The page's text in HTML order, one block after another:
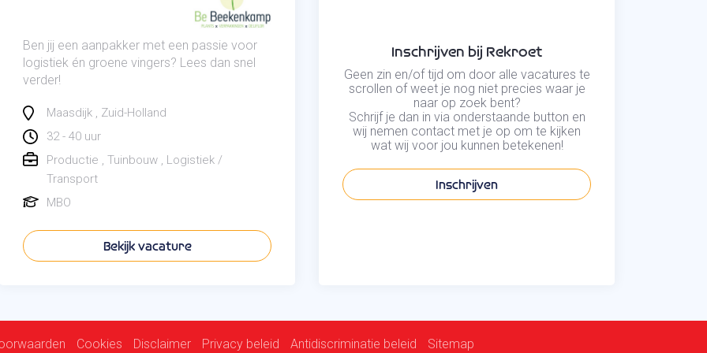
Ben jij een aanpakker met een passie voor
logistiek én groene vingers? Lees dan snel
verder!
Maasdijk Zuid-Holland
MBO
32 - 40 uur
Productie
Tuinbouw
Logistiek /
Transport
Bekijk vacature
Inschrijven bij Rekroet
Geen zin en/of tijd om door alle vacatures te
scrollen of weet je nog niet precies waar je
naar op zoek bent?
Schrijf je dan in via onderstaande button en
wij nemen contact met je op om te kijken
wat wij voor jou kunnen betekenen!
Inschrijven
Cookies Disclaimer Privacy beleid Antidiscriminatie beleid Sitemap